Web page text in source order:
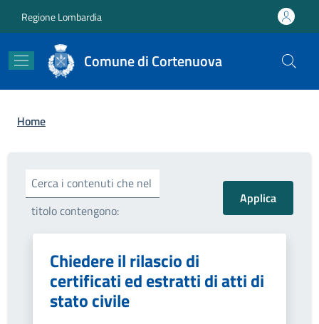
Regione Lombardia
Comune di Cortenuova
Briciole di pane
Home
Cerca i contenuti che nel
titolo contengono:
Chiedere il rilascio di
certificati ed estratti di atti di
stato civile